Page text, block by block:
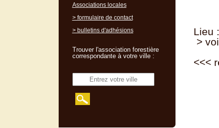
Lieu
>
<<<
Associations locales
> formulaire de contact
> bulletins d'adhésions
Trouver l'association forestière
correspondante à votre ville :